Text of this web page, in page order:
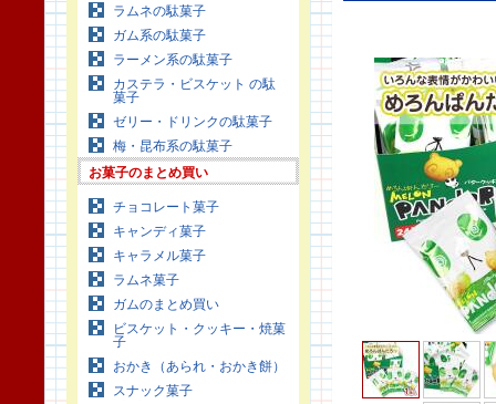
ラムネの駄菓子
ガム系の駄菓子
ラーメン系の駄菓子
カステラ・ビスケット の駄
菓子
ゼリー・ドリンクの駄菓子
梅・昆布系の駄菓子
お菓子のまとめ買い
チョコレート菓子
キャンディ菓子
キャラメル菓子
ラムネ菓子
ガムのまとめ買い
ビスケット・クッキー・焼菓
子
おかき（あられ・おかき餅）
スナック菓子